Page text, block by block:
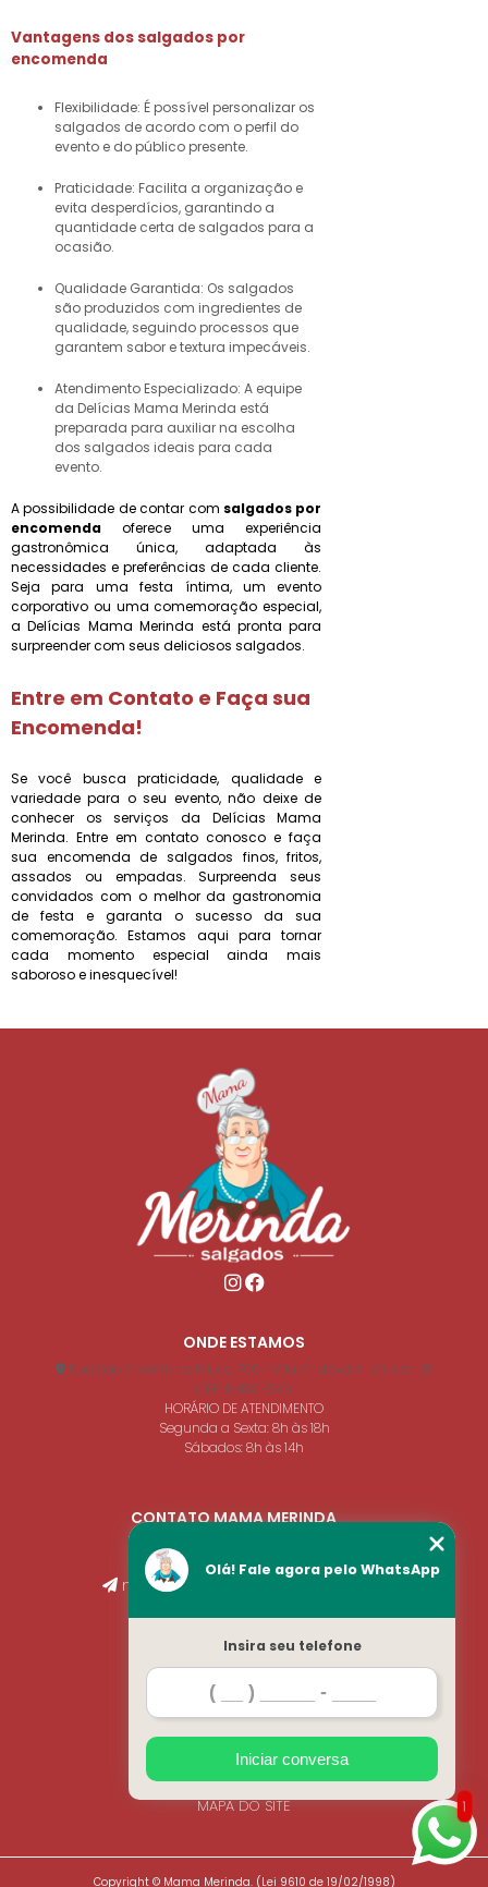
Vantagens dossalgados por
encomenda
Flexibilidade: É possível personalizar os
salgados de acordo com o perfil do
evento e do público presente.
Praticidade: Facilita a organização e
evita desperdícios, garantindo a
quantidade certa de salgados para a
ocasião.
Qualidade Garantida: Os salgados
são produzidos com ingredientes de
qualidade, seguindo processos que
garantem sabor e textura impecáveis.
Atendimento Especializado: A equipe
da Delícias Mama Merinda está
preparada para auxiliar na escolha
dos salgados ideais para cada
evento.
A possibilidade de contar com salgados por
encomenda oferece uma experiência
gastronômica única, adaptada às
necessidades e preferências de cada cliente.
Seja para uma festa íntima, um evento
corporativo ou uma comemoração especial,
a Delícias Mama Merinda está pronta para
surpreender com seus deliciosos salgados.
Entre em Contato e Faça sua
Encomenda!
Se você busca praticidade, qualidade e
variedade para o seu evento, não deixe de
conhecer os serviços da Delícias Mama
Merinda. Entre em contato conosco e faça
sua encomenda de salgados finos, fritos,
assados ou empadas. Surpreenda seus
convidados com o melhor da gastronomia
de festa e garanta o sucesso da sua
comemoração. Estamos aqui para tornar
cada momento especial ainda mais
saboroso e inesquecível!
ONDE ESTAMOS
Rua São Vicente de Paulo, 705 - Vila Cristóvam Limeira SP
CEP: 13480-590
HORÁRIO DE ATENDIMENTO
Segunda a Sexta: 8h às 18h
Sábados: 8h às 14h
CONTATO MAMA MERINDA
(19) 99666-3819
merindasalgados@gmail.com
MENU
HOME
SOBRE NÓS
BLOG
INFORMAÇÕES
CONTATO
MAPA DO SITE
Copyright © Mama Merinda. (Lei 9610 de 19/02/1998)
1
Olá! Fale agora pelo WhatsApp
Insira seu telefone
Iniciar conversa